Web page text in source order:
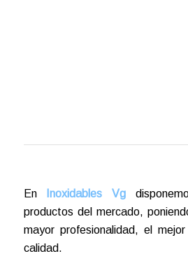
En Inoxidables Vg
productos del mercado,
mayor profesionalidad, el
calidad.